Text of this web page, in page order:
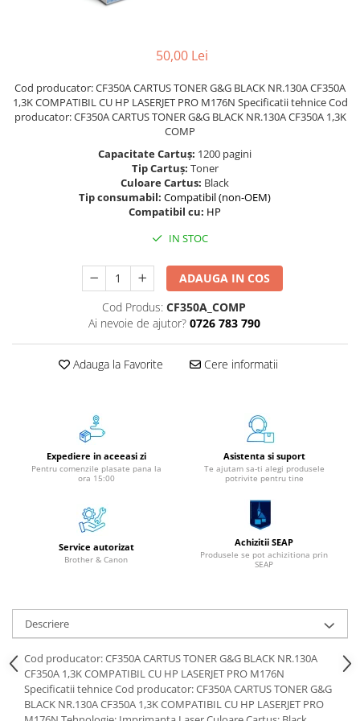
Hârtie / Produse din hârtie
Agende
Bloc Notes
Carton Color
Etichete Autocolante
Registre / Repertoare
Role Casă de Marcat
Role Hârtie Plotter
Instrumente de scris
Creioane Grafice
Markere / Textmarkere
Rezerve Pixuri / Cerneală
Corectoare
Creioane Mecanice / Mine
Penițe
Organizare și Arhivare
Bibliorafturi
Dosare
Folii Protecție
Cutii Arhivare
50,00 Lei
Cod producator: CF350A CARTUS TONER G&G BLACK NR.130A CF350A
1,3K COMPATIBIL CU HP LASERJET PRO M176N Specificatii tehnice Cod
producator: CF350A CARTUS TONER G&G BLACK NR.130A CF350A 1,3K
COMP
Capacitate Cartuș: 1200 pagini
Tip Cartuș: Toner
Culoare Cartus: Black
Tip consumabil: Compatibil (non-OEM)
Compatibil cu: HP
IN STOC
ADAUGA IN COS
Cod Produs: CF350A_COMP
Ai nevoie de ajutor? 0726 783 790
Adauga la Favorite Cere informatii
Expediere in aceeasi zi
Pentru comenzile plasate pana la
ora 15:00
Asistenta si suport
Te ajutam sa-ti alegi produsele
potrivite pentru tine
Service autorizat
Brother & Canon
Achizitii SEAP
Produsele se pot achizitiona prin
SEAP
Descriere
Cod producator: CF350A CARTUS TONER G&G BLACK NR.130A
CF350A 1,3K COMPATIBIL CU HP LASERJET PRO M176N
Specificatii tehnice Cod producator: CF350A CARTUS TONER G&G
BLACK NR.130A CF350A 1,3K COMPATIBIL CU HP LASERJET PRO